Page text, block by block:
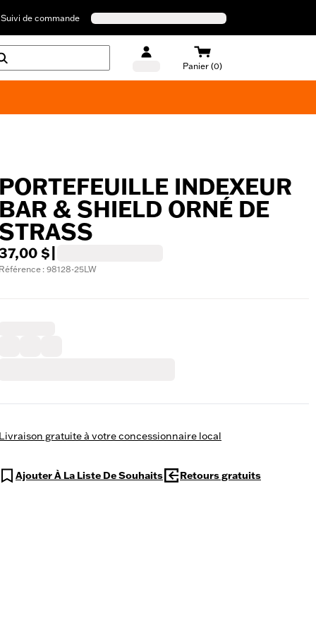
Suivi de commande
Panier (0)
INDEXEUR
& SHIELD ORNÉ DE
$
: 98128-25LW
gratuite à votre concessionnaire local
Ajouter À La Liste De Souhaits Retours gratuits